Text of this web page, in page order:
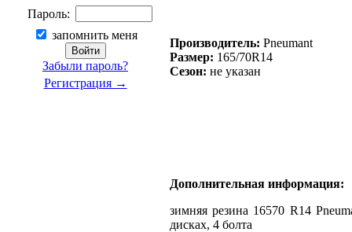
Пароль:
запомнить меня
Забыли пароль?
Регистрация →
Производитель: Pneumant
Размер: 165/70R14
Сезон: не указан
Дополнительная информация:
зимняя резина 16570 R14
дисках, 4 болта